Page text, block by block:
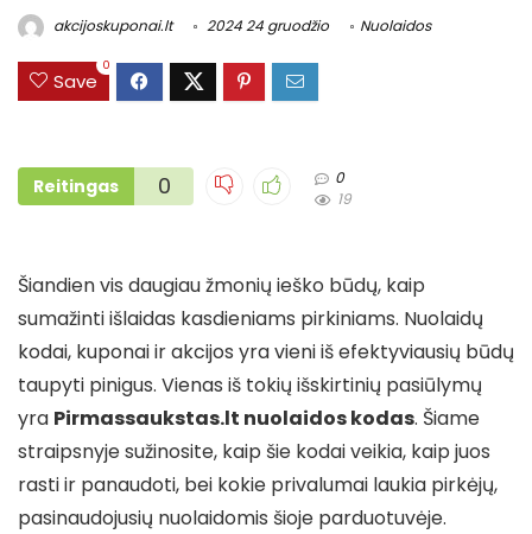
akcijoskuponai.lt 2024 24 gruodžio Nuolaidos
Save
0
Reitingas 0
0
19
Šiandien vis daugiau žmonių ieško būdų, kaip
sumažinti išlaidas kasdieniams pirkiniams. Nuolaidų
kodai, kuponai ir akcijos yra vieni iš efektyviausių būdų
taupyti pinigus. Vienas iš tokių išskirtinių pasiūlymų
yra Pirmassaukstas.lt nuolaidos kodas. Šiame
straipsnyje sužinosite, kaip šie kodai veikia, kaip juos
rasti ir panaudoti, bei kokie privalumai laukia pirkėjų,
pasinaudojusių nuolaidomis šioje parduotuvėje.